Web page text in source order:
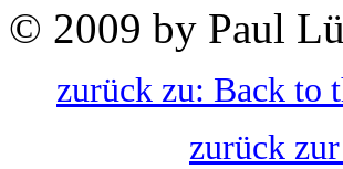
© 2009 by Paul
zurück zu: Back to
zurück